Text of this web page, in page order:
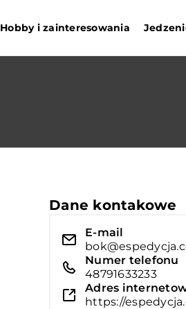
Hobby i zainteresowania
Dane kontakowe
E-mail
Numer telefonu
48791633233
Adres
https://